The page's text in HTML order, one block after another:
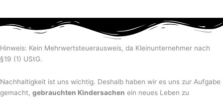
Hinweis: Kein Mehrwertsteuerausweis, da Kleinunternehmer nach
§19 (1) UStG.
Nachhaltigkeit ist uns wichtig. Deshalb haben wir es uns zur Aufgabe
gemacht, gebrauchten Kindersachen ein neues Leben zu